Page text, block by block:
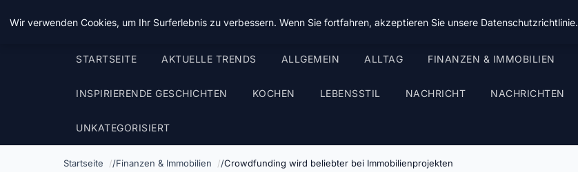
Taz Nrw
STARTSEITE AKTUELLE TRENDS ALLGEMEIN ALLTAG FINANZEN & IMMOBILIEN
INSPIRIERENDE GESCHICHTEN KOCHEN LEBENSSTIL NACHRICHT NACHRICHTEN
UNKATEGORISIERT
Startseite Finanzen & Immobilien Crowdfunding wird beliebter bei Immobilienprojekten
Wir verwenden Cookies, um Ihr Surferlebnis zu verbessern. Wenn Sie fortfahren, akzeptieren Sie unsere Datenschutzrichtlinie.